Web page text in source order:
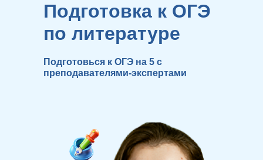
Подготовка к ОГЭ
по литературе
Подготовься к ОГЭ на 5 с
преподавателями-экспертами